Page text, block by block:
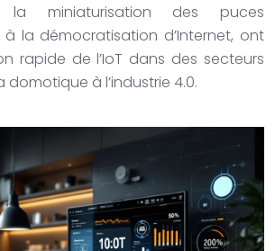
la miniaturisation des puces
la démocratisation d’Internet, ont
rapide de l’IoT dans des secteurs
domotique à l’industrie 4.0.